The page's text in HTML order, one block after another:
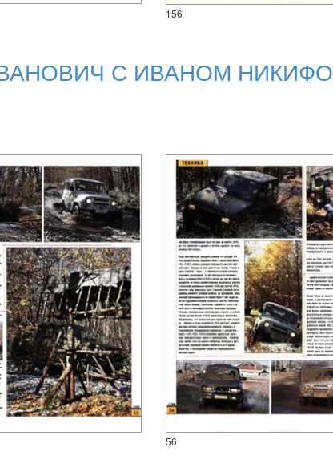
156
С ИВАНОМ
56